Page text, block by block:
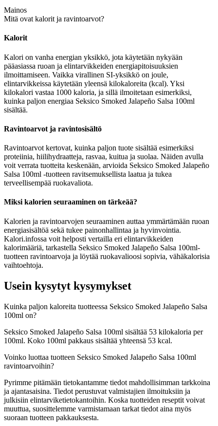
Mainos
Mitä ovat kalorit ja ravintoarvot?
Kalorit
Kalori on vanha energian yksikkö, jota käytetään nykyään
pääasiassa ruoan ja elintarvikkeiden energiapitoisuuksien
ilmoittamiseen. Vaikka virallinen SI-yksikkö on joule,
elintarvikkeissa käytetään yleensä kilokaloreita (kcal). Yksi
kilokalori vastaa 1000 kaloria, ja sillä ilmoitetaan esimerkiksi,
kuinka paljon energiaa Seksico Smoked Jalapeño Salsa 100ml
sisältää.
Ravintoarvot ja ravintosisältö
Ravintoarvot kertovat, kuinka paljon tuote sisältää esimerkiksi
proteiinia, hiilihydraatteja, rasvaa, kuitua ja suolaa. Näiden avulla
voit verrata tuotteita keskenään, arvioida Seksico Smoked Jalapeño
Salsa 100ml -tuotteen ravitsemuksellista laatua ja tukea
terveellisempää ruokavaliota.
Miksi kalorien seuraaminen on tärkeää?
Kalorien ja ravintoarvojen seuraaminen auttaa ymmärtämään ruoan
energiasisältöä sekä tukee painonhallintaa ja hyvinvointia.
Kalori.infossa voit helposti vertailla eri elintarvikkeiden
kalorimääriä, tarkastella Seksico Smoked Jalapeño Salsa 100ml-
tuotteen ravintoarvoja ja löytää ruokavalioosi sopivia, vähäkalorisia
vaihtoehtoja.
Usein kysytyt kysymykset
Kuinka paljon kaloreita tuotteessa Seksico Smoked Jalapeño Salsa
100ml on?
Seksico Smoked Jalapeño Salsa 100ml sisältää 53 kilokaloria per
100ml. Koko 100ml pakkaus sisältää yhteensä 53 kcal.
Voinko luottaa tuotteen Seksico Smoked Jalapeño Salsa 100ml
ravintoarvoihin?
Pyrimme pitämään tietokantamme tiedot mahdollisimman tarkkoina
ja ajantasaisina. Tiedot perustuvat valmistajien ilmoituksiin ja
julkisiin elintarviketietokantoihin. Koska tuotteiden reseptit voivat
muuttua, suosittelemme varmistamaan tarkat tiedot aina myös
suoraan tuotteen pakkauksesta.